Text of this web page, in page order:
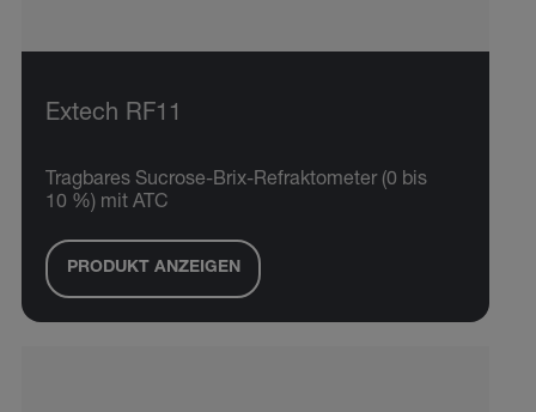
Extech RF11
Tragbares Sucrose-Brix-Refraktometer (0 bis
10 %) mit ATC
PRODUKT ANZEIGEN